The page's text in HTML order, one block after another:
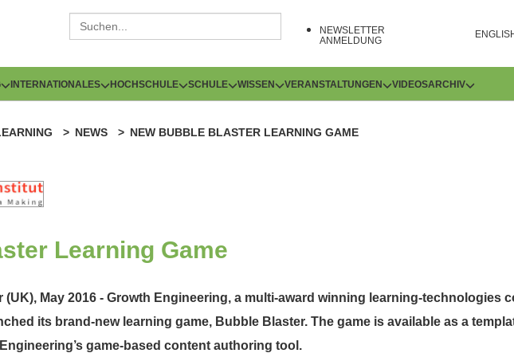
NEWSLETTER
ANMELDUNG
INTERNATIONALES HOCHSCHULE SCHULE WISSEN VERANSTALTUNGEN VIDEOSARCHIV
NEWS NEW BUBBLE BLASTER LEARNING GAME
Learning Game
(UK), May 2016 - Growth Engineering, a multi-award winning learning-technologies
its brand-new learning game, Bubble Blaster. The game is available as a
game-based content authoring tool.